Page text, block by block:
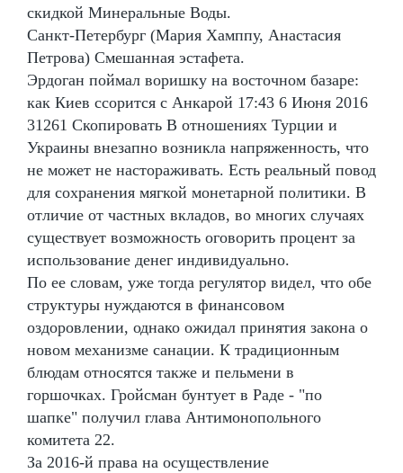
скидкой Минеральные Воды.
Санкт-Петербург (Мария Хамппу, Анастасия
Петрова) Смешанная эстафета.
Эрдоган поймал воришку на восточном базаре:
как Киев ссорится с Анкарой 17:43 6 Июня 2016
31261 Скопировать В отношениях Турции и
Украины внезапно возникла напряженность, что
не может не настораживать. Есть реальный повод
для сохранения мягкой монетарной политики. В
отличие от частных вкладов, во многих случаях
существует возможность оговорить процент за
использование денег индивидуально.
По ее словам, уже тогда регулятор видел, что обе
структуры нуждаются в финансовом
оздоровлении, однако ожидал принятия закона о
новом механизме санации. К традиционным
блюдам относятся также и пельмени в
горшочках. Гройсман бунтует в Раде - "по
шапке" получил глава Антимонопольного
комитета 22.
За 2016-й права на осуществление